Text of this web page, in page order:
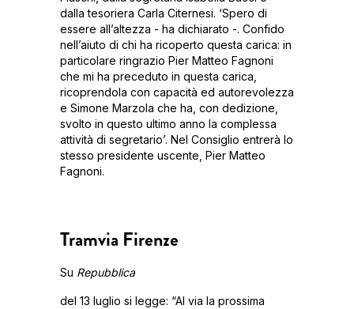
dalla tesoriera Carla Citernesi. ‘Spero di
essere all’altezza - ha dichiarato -. Confido
nell’aiuto di chi ha ricoperto questa carica: in
particolare ringrazio Pier Matteo Fagnoni
che mi ha preceduto in questa carica,
ricoprendola con capacità ed autorevolezza
e Simone Marzola che ha, con dedizione,
svolto in questo ultimo anno la complessa
attività di segretario’. Nel Consiglio entrerà lo
stesso presidente uscente, Pier Matteo
Fagnoni.
Tramvia Firenze
Su Repubblica
del 13 luglio si legge: “Al via la prossima